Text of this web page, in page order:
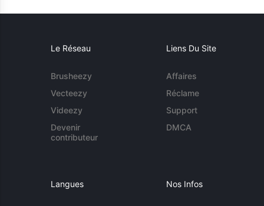
Le Réseau
Brusheezy
Vecteezy
Videezy
Devenir
contributeur
Liens Du Site
Affaires
Réclame
Support
DMCA
Langues Nos Infos